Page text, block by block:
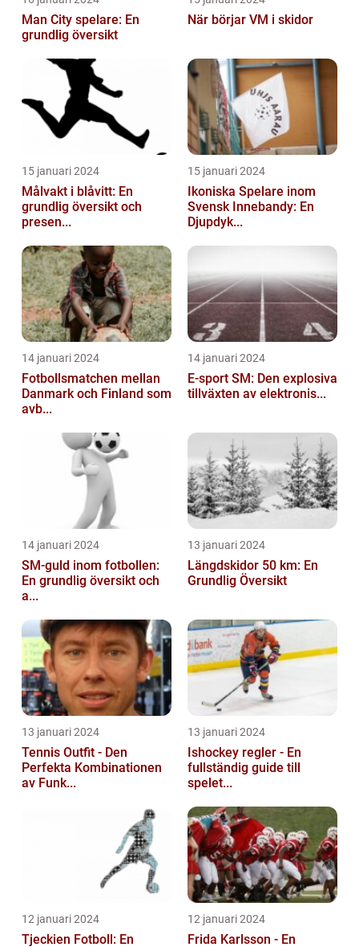
Man City spelare: En
grundlig översikt
När börjar VM i skidor
15 januari 2024
Målvakt i blåvitt: En
grundlig översikt och
presen...
15 januari 2024
Ikoniska Spelare inom
Svensk Innebandy: En
Djupdyk...
14 januari 2024
Fotbollsmatchen mellan
Danmark och Finland som
avb...
14 januari 2024
E-sport SM: Den explosiva
tillväxten av elektronis...
14 januari 2024
SM-guld inom fotbollen:
En grundlig översikt och
a...
13 januari 2024
Längdskidor 50 km: En
Grundlig Översikt
13 januari 2024
Tennis Outfit - Den
Perfekta Kombinationen
av Funk...
13 januari 2024
Ishockey regler - En
fullständig guide till
spelet...
12 januari 2024
Tjeckien Fotboll: En
12 januari 2024
Frida Karlsson - En